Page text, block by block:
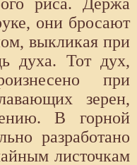
риса. Держа
они бросают
выкликая при
духа. Тот дух,
при
зерен,
В горной
разработано
листочкам